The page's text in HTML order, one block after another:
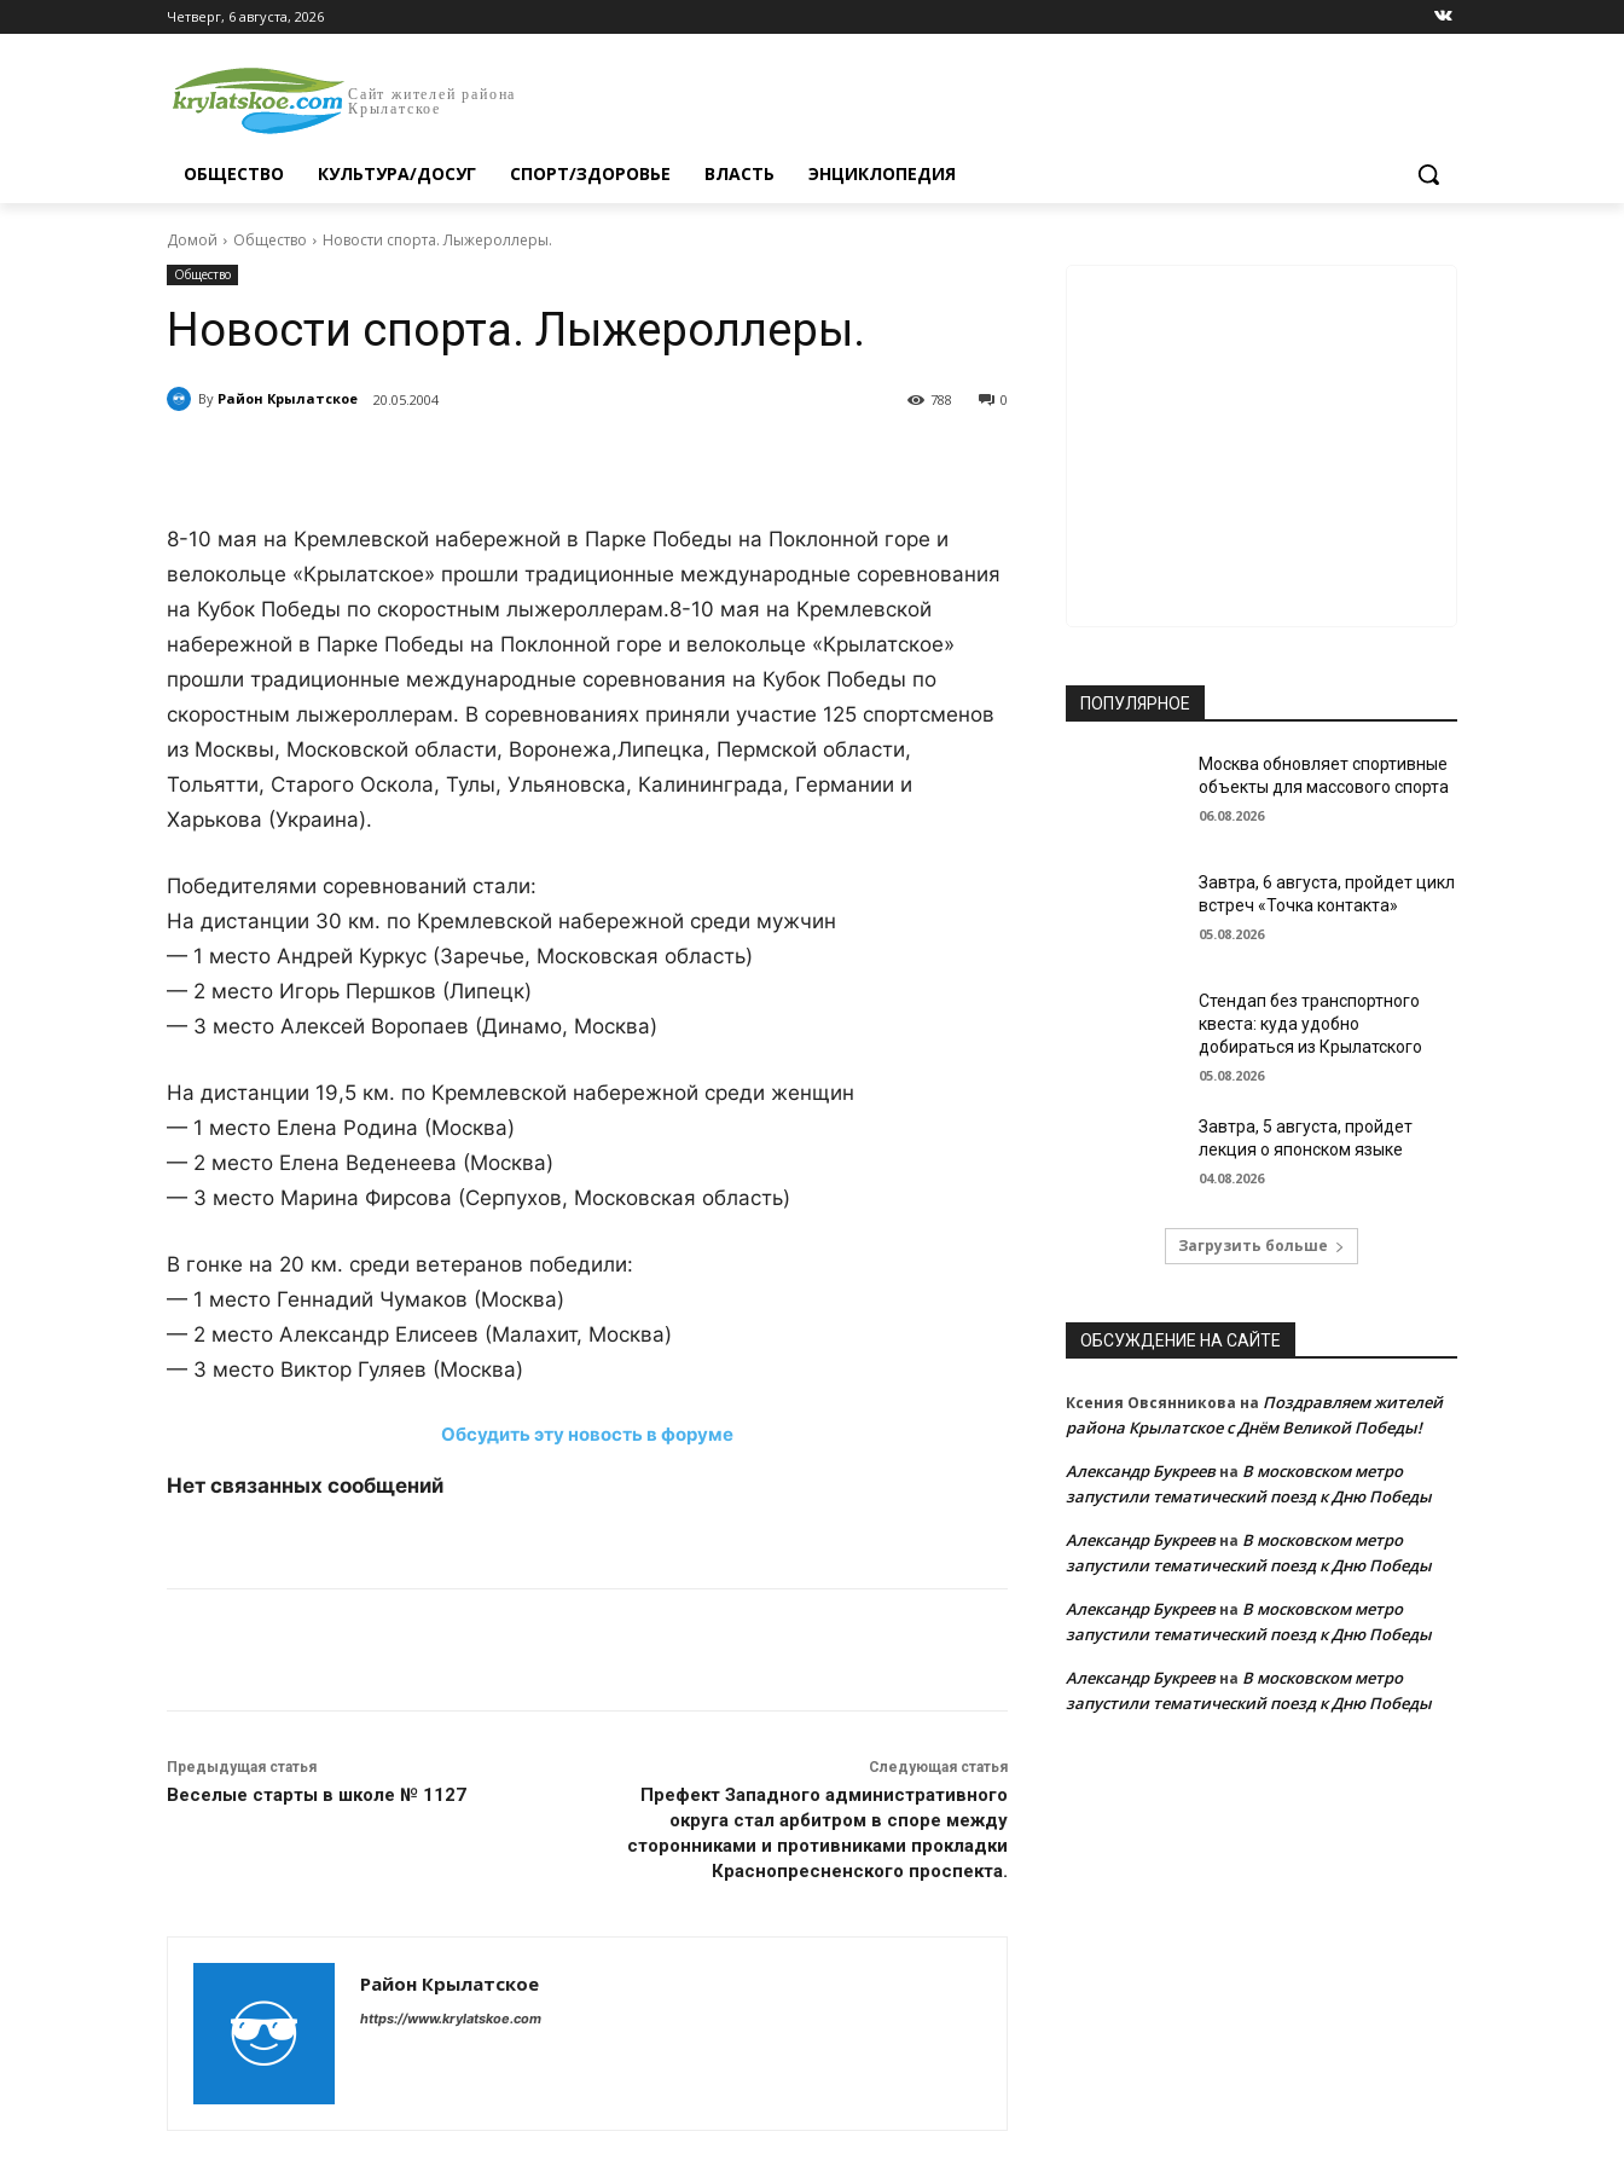
Четверг, 6 августа, 2026
Сайт жителей района
Крылатское
ОБЩЕСТВО КУЛЬТУРА/ДОСУГ СПОРТ/ЗДОРОВЬЕ ВЛАСТЬ ЭНЦИКЛОПЕДИЯ
Домой Общество Новости спорта. Лыжероллеры.
Общество
Новости спорта. Лыжероллеры.
By Район Крылатское 20.05.2004 0
788
8-10 мая на Кремлевской набережной в Парке Победы на Поклонной горе и
велокольце «Крылатское» прошли традиционные международные соревнования
на Кубок Победы по скоростным лыжероллерам.8-10 мая на Кремлевской
набережной в Парке Победы на Поклонной горе и велокольце «Крылатское»
прошли традиционные международные соревнования на Кубок Победы по
скоростным лыжероллерам. В соревнованиях приняли участие 125 спортсменов
из Москвы, Московской области, Воронежа,Липецка, Пермской области,
Тольятти, Старого Оскола, Тулы, Ульяновска, Калининграда, Германии и
Харькова (Украина).
Победителями соревнований стали:
На дистанции 30 км. по Кремлевской набережной среди мужчин
— 1 место Андрей Куркус (Заречье, Московская область)
— 2 место Игорь Першков (Липецк)
— 3 место Алексей Воропаев (Динамо, Москва)
На дистанции 19,5 км. по Кремлевской набережной среди женщин
— 1 место Елена Родина (Москва)
— 2 место Елена Веденеева (Москва)
— 3 место Марина Фирсова (Серпухов, Московская область)
В гонке на 20 км. среди ветеранов победили:
— 1 место Геннадий Чумаков (Москва)
— 2 место Александр Елисеев (Малахит, Москва)
— 3 место Виктор Гуляев (Москва)
Обсудить эту новость в форуме
Нет связанных сообщений
Предыдущая статья
Веселые старты в школе № 1127
Следующая статья
Префект Западного административного
округа стал арбитром в споре между
сторонниками и противниками прокладки
Краснопресненского проспекта.
Район Крылатское
https://www.krylatskoe.com
ПОПУЛЯРНОЕ
Москва обновляет спортивные
объекты для массового спорта
06.08.2026
Завтра, 6 августа, пройдет цикл
встреч «Точка контакта»
05.08.2026
Стендап без транспортного
квеста: куда удобно
добираться из Крылатского
05.08.2026
Завтра, 5 августа, пройдет
лекция о японском языке
04.08.2026
Загрузить больше
ОБСУЖДЕНИЕ НА САЙТЕ
Ксения Овсянникова на Поздравляем жителей
района Крылатское с Днём Великой Победы!
Александр Букреевна В московском метро
запустили тематический поезд к Дню Победы
Александр Букреевна В московском метро
запустили тематический поезд к Дню Победы
Александр Букреевна В московском метро
запустили тематический поезд к Дню Победы
Александр Букреевна В московском метро
запустили тематический поезд к Дню Победы